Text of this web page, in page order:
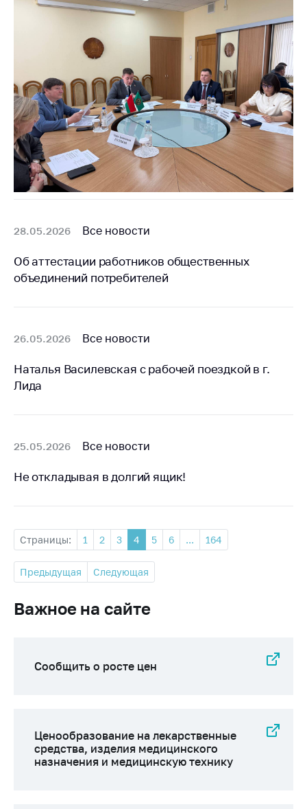
28.05.2026 Все новости
Об аттестации работников общественных
объединений потребителей
26.05.2026 Все новости
Наталья Василевская с рабочей поездкой в г.
Лида
25.05.2026 Все новости
Не откладывая в долгий ящик!
Страницы: 1 2 3 4 5 6 ... 164
Предыдущая Следующая
Важное на сайте
Сообщить о росте цен
Ценообразование на лекарственные
средства, изделия медицинского
назначения и медицинскую технику